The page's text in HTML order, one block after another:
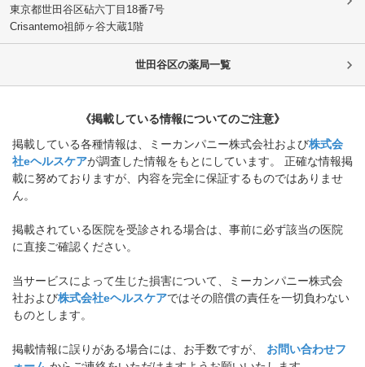
東京都世田谷区砧六丁目18番7号
Crisantemo祖師ヶ谷大蔵1階
世田谷区の薬局一覧
《掲載している情報についてのご注意》
掲載している各種情報は、ミーカンパニー株式会社および株式会
社eヘルスケアが調査した情報をもとにしています。 正確な情報掲
載に努めておりますが、内容を完全に保証するものではありませ
ん。
掲載されている医院を受診される場合は、事前に必ず該当の医院
に直接ご確認ください。
当サービスによって生じた損害について、ミーカンパニー株式会
社および株式会社eヘルスケアではその賠償の責任を一切負わない
ものとします。
掲載情報に誤りがある場合には、お手数ですが、
お問い合わせフ